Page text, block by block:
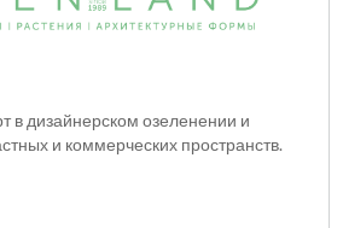
в дизайнерском озеленении и
и коммерческих пространств.